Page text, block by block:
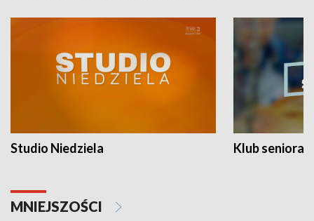
Studio Niedziela Klub seniora
MNIEJSZOŚCI